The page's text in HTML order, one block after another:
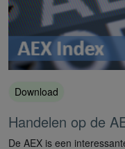
Download
Handelen op de
De AEX is een